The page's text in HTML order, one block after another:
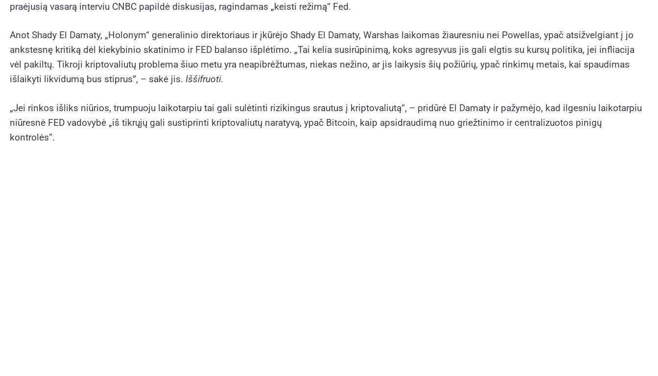
praėjusią vasarą interviu CNBC papildė diskusijas, ragindamas „keisti režimą“ Fed.
Anot Shady El Damaty, „Holonym“ generalinio direktoriaus ir įkūrėjo Shady El Damaty, Warshas laikomas žiauresniu nei Powellas, ypač atsižvelgiant į jo
ankstesnę kritiką dėl kiekybinio skatinimo ir FED balanso išplėtimo. „Tai kelia susirūpinimą, koks agresyvus jis gali elgtis su kursų politika, jei infliacija
vėl pakiltų. Tikroji kriptovaliutų problema šiuo metu yra neapibrėžtumas, niekas nežino, ar jis laikysis šių požiūrių, ypač rinkimų metais, kai spaudimas
išlaikyti likvidumą bus stiprus”, – sakė jis. Iššifruoti.
„Jei rinkos išliks niūrios, trumpuoju laikotarpiu tai gali sulėtinti rizikingus srautus į kriptovaliutą“, – pridūrė El Damaty ir pažymėjo, kad ilgesniu laikotarpiu
niūresnė FED vadovybė „iš tikrųjų gali sustiprinti kriptovaliutų naratyvą, ypač Bitcoin, kaip apsidraudimą nuo griežtinimo ir centralizuotos pinigų
kontrolės“.